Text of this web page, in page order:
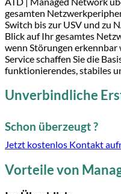
gesamten
Switch bis zur USV und zu
Blick auf Ihr gesamtes
wenn Störungen
Service schaffen Sie die
funktionierendes, stabiles
Unverbindliche
Schon überzeugt ?
Jetzt kostenlos Kontakt
Vorteile von